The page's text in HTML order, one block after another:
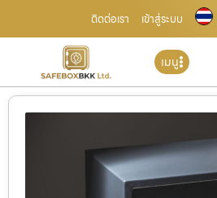
ติดต่อเรา เข้าสู่ระบบ
เมนู